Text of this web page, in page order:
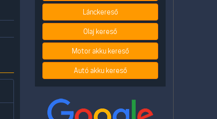
Lánckereső
Olaj kereső
Motor akku kereső
Autó akku kereső